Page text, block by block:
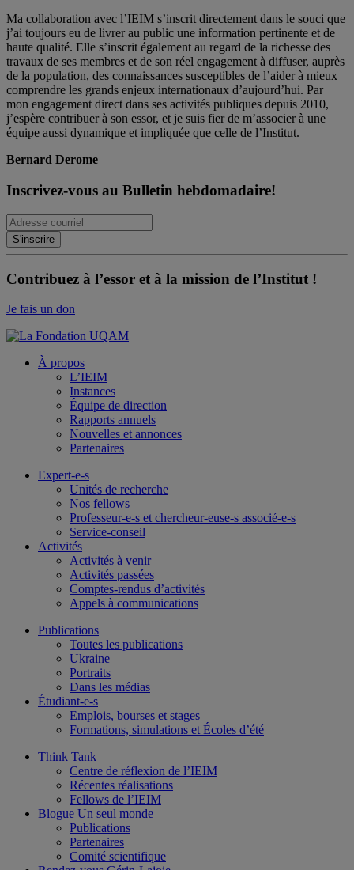
Ma collaboration avec l’IEIM s’inscrit directement dans le souci que
j’ai toujours eu de livrer au public une information pertinente et de
haute qualité. Elle s’inscrit également au regard de la richesse des
travaux de ses membres et de son réel engagement à diffuser, auprès
de la population, des connaissances susceptibles de l’aider à mieux
comprendre les grands enjeux internationaux d’aujourd’hui. Par
mon engagement direct dans ses activités publiques depuis 2010,
j’espère contribuer à son essor, et je suis fier de m’associer à une
équipe aussi dynamique et impliquée que celle de l’Institut.
Bernard Derome
Inscrivez-vous au Bulletin hebdomadaire!
Contribuez à l’essor et à la mission de l’Institut !
Je fais un don
À propos
L’IEIM
Instances
Équipe de direction
Rapports annuels
Nouvelles et annonces
Partenaires
Expert-e-s
Unités de recherche
Nos fellows
Professeur-e-s et chercheur-euse-s associé-e-s
Service-conseil
Activités
Activités à venir
Activités passées
Comptes-rendus d’activités
Appels à communications
Publications
Toutes les publications
Ukraine
Portraits
Dans les médias
Étudiant-e-s
Emplois, bourses et stages
Formations, simulations et Écoles d’été
Think Tank
Centre de réflexion de l’IEIM
Récentes réalisations
Fellows de l’IEIM
Blogue Un seul monde
Publications
Partenaires
Comité scientifique